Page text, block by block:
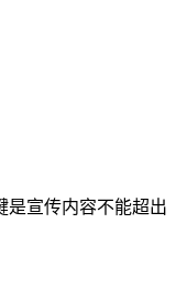
是宣传内容不能超出